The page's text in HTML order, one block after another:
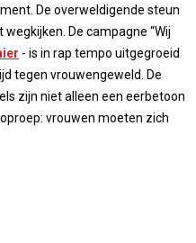
De overweldigende steun
De campagne “Wij
- is in rap tempo uitgegroeid
tegen vrouwengeweld. De
zijn niet alleen een eerbetoon
vrouwen moeten zich